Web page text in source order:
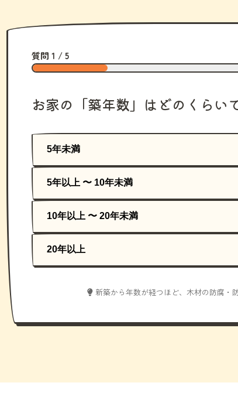
質問 1 / 5
お家の「築年数」はどのくらい
5年未満
5年以上 〜 10年未満
10年以上 〜 20年未満
20年以上
新築から年数が経つほど、木材の防腐・